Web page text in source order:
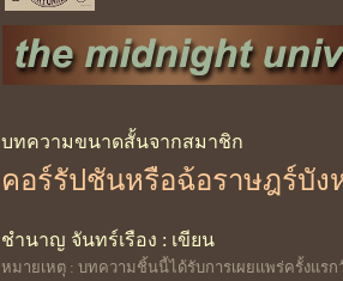
บทความขนาดสั้นจากสมาชิก
คอร์รัปชันหรือฉ้อราษฎร์บัง
ชำนาญ จันทร์เรือง : เขียน
หมายเหตุ : บทความชิ้นนี้ได้รับการเผยแพร่ครั้งแร